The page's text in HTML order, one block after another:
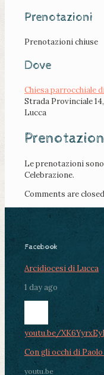
Prenotazioni
Prenotazioni chiuse
Dove
Chiesa parrocchiale
Strada Provinciale
Lucca
Le prenotazioni
Celebrazione.
Comments are
Facebook
Arcidiocesi di Lucca
1 day ago
youtu.be/
Con gli occhi di
youtu.be